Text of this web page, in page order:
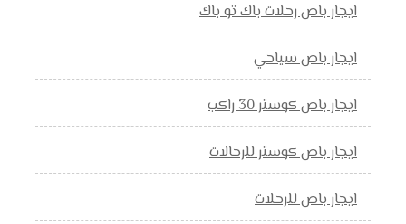
ايجار باص رحلات باك تو باك
ايجار باص سياحي
ايجار باص كوستر 30 راكب
ايجار باص كوستر للرحالات
ايجار باص للرحلات